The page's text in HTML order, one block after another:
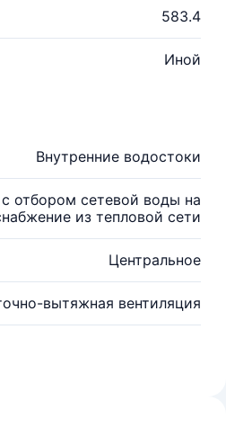
583.4
Иной
Внутренние водостоки
отбором сетевой воды на
из тепловой сети
Центральное
вытяжная вентиляция